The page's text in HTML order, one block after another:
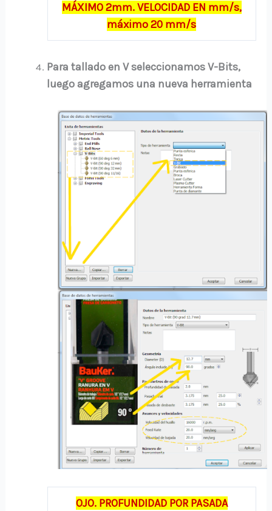
MÁXIMO 2mm. VELOCIDAD EN mm/s,
máximo 20 mm/s
Para tallado en V seleccionamos V-Bits,
luego agregamos una nueva herramienta
OJO. PROFUNDIDAD POR PASADA